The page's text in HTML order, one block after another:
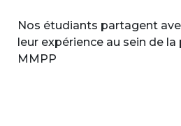
Nos étudiants partagent
leur expérience au sein de la
MMPP